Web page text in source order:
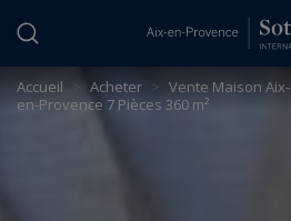
Accueil > Acheter > Vente Maison Aix-
en-Provence 7 Pièces 360 m²